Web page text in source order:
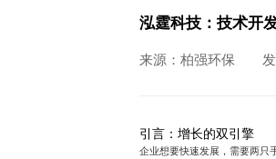
泓霆科技：技术开
来源：柏强环保
引言：增长的双引擎
企业想要快速发展，需要两只